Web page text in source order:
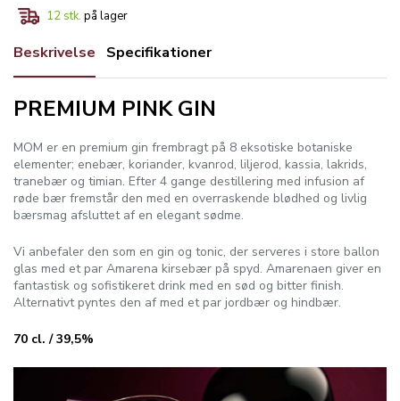
12 stk. på lager
Beskrivelse Specifikationer
PREMIUM PINK GIN
MOM er en premium gin frembragt på 8 eksotiske botaniske
elementer; enebær, koriander, kvanrod, liljerod, kassia, lakrids,
tranebær og timian. Efter 4 gange destillering med infusion af
røde bær fremstår den med en overraskende blødhed og livlig
bærsmag afsluttet af en elegant sødme.
Vi anbefaler den som en gin og tonic, der serveres i store ballon
glas med et par Amarena kirsebær på spyd. Amarenaen giver en
fantastisk og sofistikeret drink med en sød og bitter finish.
Alternativt pyntes den af med et par jordbær og hindbær.
70 cl. / 39,5%